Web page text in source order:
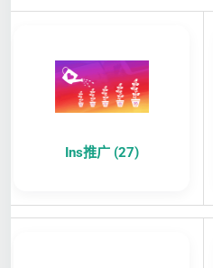
Ins推广 (27)